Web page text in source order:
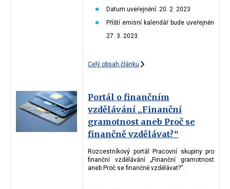
Datum uveřejnění: 20. 2. 2023
Příští emisní kalendář bude uveřejněn
27. 3. 2023.
Celý obsah článku
Portál o finančním
vzdělávání „Finanční
gramotnost aneb Proč se
finančně vzdělávat?“
Rozcestníkový portál Pracovní skupiny pro
finanční vzdělávání „Finanční gramotnost
aneb Proč se finančně vzdělávat?“.